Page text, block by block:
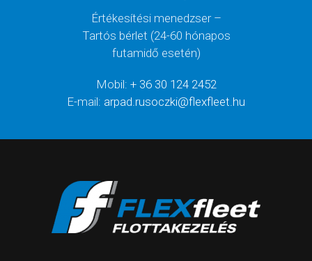
Értékesítési menedzser –
Tartós bérlet (24-60 hónapos
futamidő esetén)
Mobil: + 36 30 124 2452
E-mail: arpad.rusoczki@flexfleet.hu